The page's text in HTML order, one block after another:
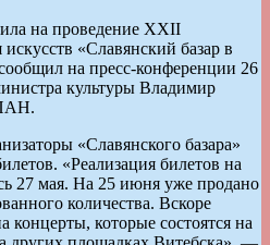
на проведение XXII
«Славянский базар в
на пресс-конференции 26
культуры Владимир
«Славянского базара»
«Реализация билетов на
27 мая. На 25 июня уже продано
количества. Вскоре
концерты, которые состоятся на